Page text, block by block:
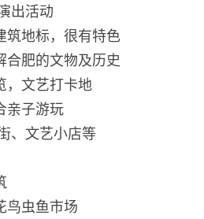
出活动
筑地标，很有特色
合肥的文物及历史
，文艺打卡地
亲子游玩
、文艺小店等
鸟虫鱼市场